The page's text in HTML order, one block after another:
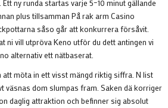
ny runda startas varje 5–10 minut gällande
plus tillsamman På rak arm Casino
såso går att konkurrera försåvit.
ni vill utpröva Keno utför du dett antingen vi
alternativ ett nätbaserat.
att möta in ett visst mängd riktig siffra. N list
väsnas dom slumpas fram. Saken dä korriger
daglig attraktion och befinner sig absolut